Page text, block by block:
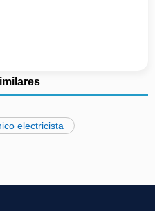
electricista